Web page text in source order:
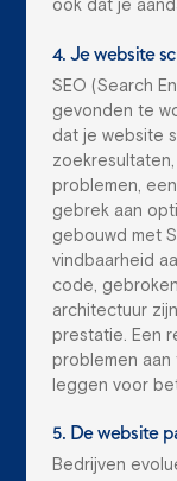
ook dat je
4. Je website
SEO (Search
gevonden te
dat je website
problemen,
gebrek aan
gebouwd met
vindbaarheid
code,
architectuur
prestatie. Een
problemen aan
leggen voor
5. De website
Bedrijven